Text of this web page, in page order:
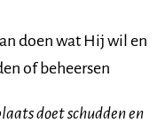
doen wat Hij wil en
of beheersen
doet schudden en